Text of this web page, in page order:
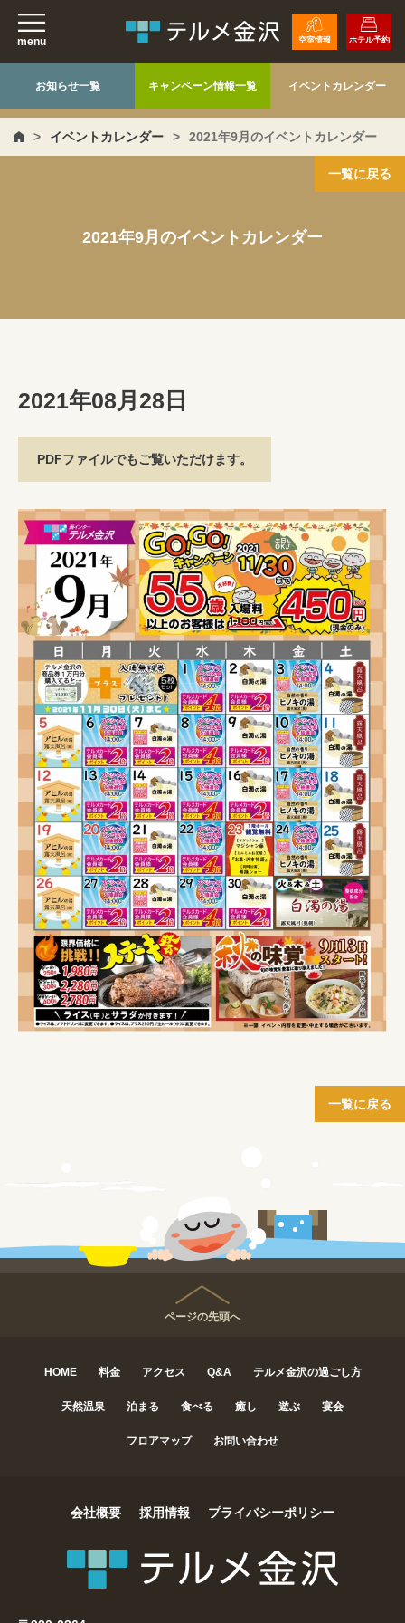
menu 空室情報 ホテル予約
お知らせ一覧 キャンペーン情報一覧 イベントカレンダー
> イベントカレンダー > 2021年9月のイベントカレンダー
2021年9月のイベントカレンダー
一覧に戻る
2021年08月28日
PDFファイルでもご覧いただけます。
一覧に戻る
ページの先頭へ
HOME 料金 アクセス Q&A テルメ金沢の過ごし方
天然温泉 泊まる 食べる 癒し 遊ぶ 宴会
フロアマップ お問い合わせ
会社概要 採用情報 プライバシーポリシー